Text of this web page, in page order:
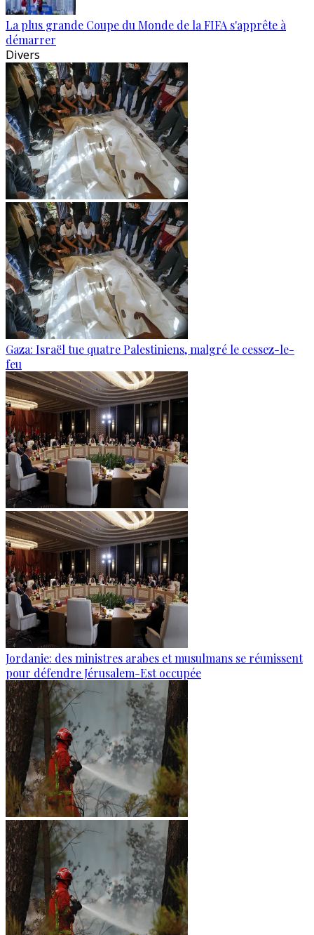
La plus grande Coupe du Monde de la FIFA s'apprête à
démarrer
Divers
Gaza: Israël tue quatre Palestiniens, malgré le cessez-le-
feu
Jordanie: des ministres arabes et musulmans se réunissent
pour défendre Jérusalem-Est occupée